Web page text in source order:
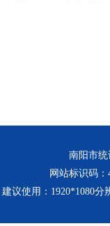
南阳市统
网站标识码：
建议使用：1920*1080